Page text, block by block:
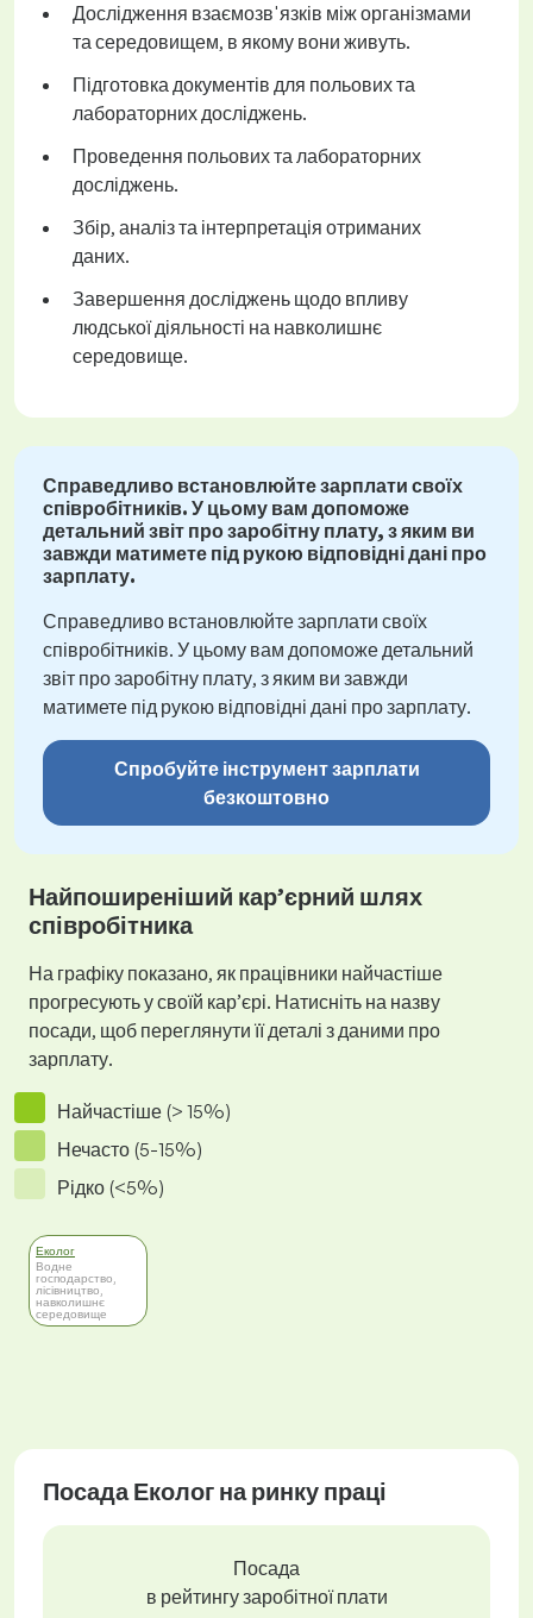
Дослідження взаємозв'язків між організмами
та середовищем, в якому вони живуть.
Підготовка документів для польових та
лабораторних досліджень.
Проведення польових та лабораторних
досліджень.
Збір, аналіз та інтерпретація отриманих
даних.
Завершення досліджень щодо впливу
людської діяльності на навколишнє
середовище.
Справедливо встановлюйте зарплати своїх
співробітників. У цьому вам допоможе
детальний звіт про заробітну плату, з яким ви
завжди матимете під рукою відповідні дані про
зарплату.
Справедливо встановлюйте зарплати своїх
співробітників. У цьому вам допоможе детальний
звіт про заробітну плату, з яким ви завжди
матимете під рукою відповідні дані про зарплату.
Спробуйте інструмент зарплати
безкоштовно
Найпоширеніший кар’єрний шлях
співробітника
На графіку показано, як працівники найчастіше
прогресують у своїй кар’єрі. Натисніть на назву
посади, щоб переглянути її деталі з даними про
зарплату.
Найчастіше (> 15%)
Нечасто (5-15%)
Рідко (<5%)
Еколог
Водне
господарство,
лісівництво,
навколишнє
середовище
Посада Еколог на ринку праці
Посада
в рейтингу заробітної плати